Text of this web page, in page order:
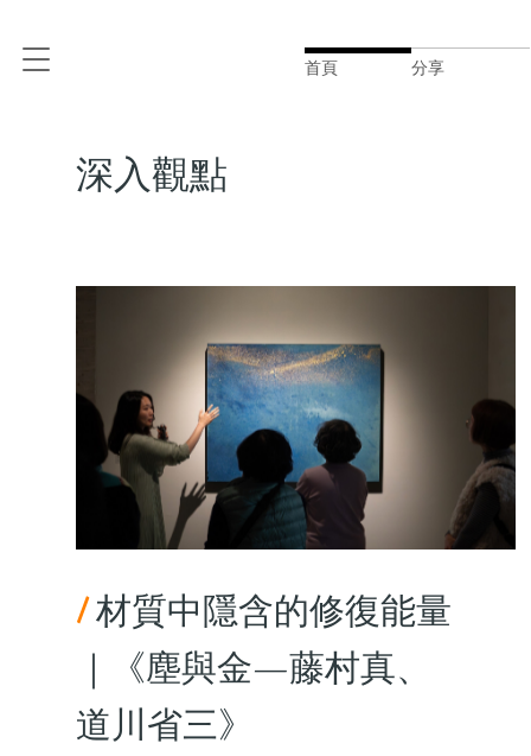
首頁 分享
深入觀點
/材質中隱含的修復能量
｜《塵與金—藤村真、
道川省三》